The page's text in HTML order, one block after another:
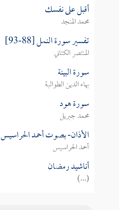
أقبل على نفسك
محمد المنجد
تفسير سورة النمل [88-93]
المنتصر الكتاني
سورة البينة
بهاء الدين الطوالبة
سورة هود
محمد جبريل
الأذان- بصوت أحمد الحراسيس
أحمد الحراسيس
أناشيد رمضان
(...)